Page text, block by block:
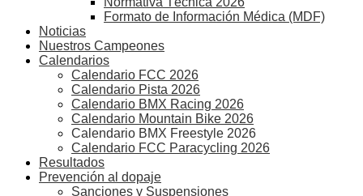
Formato de Información Médica (MDF)
Noticias
Nuestros Campeones
Calendarios
Calendario FCC 2026
Calendario Pista 2026
Calendario BMX Racing 2026
Calendario Mountain Bike 2026
Calendario BMX Freestyle 2026
Calendario FCC Paracycling 2026
Resultados
Prevención al dopaje
Sanciones y Suspensiones